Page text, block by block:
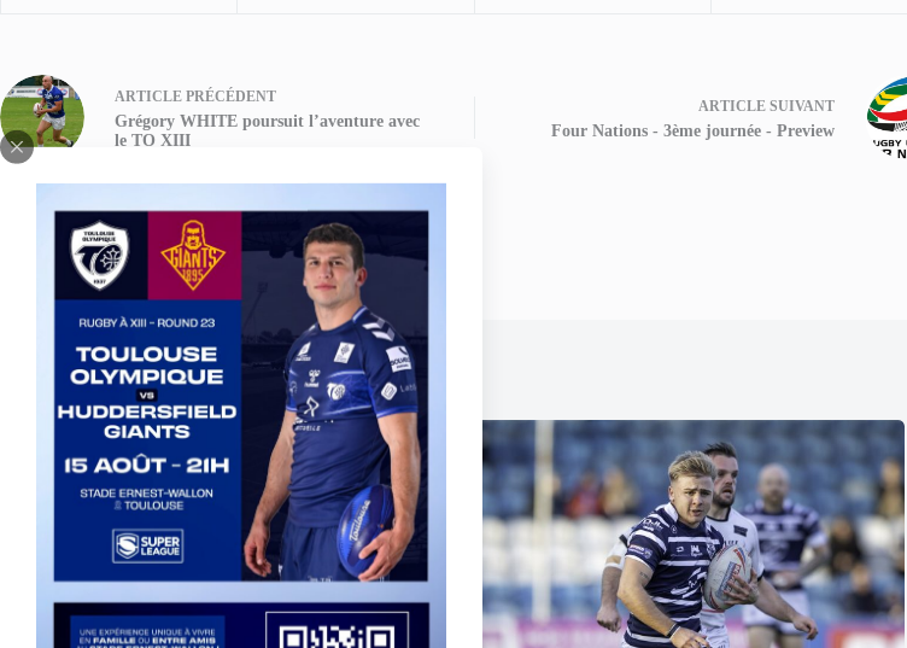
ARTICLE PRÉCÉDENT
Grégory WHITE poursuit l’aventure avec
le TO XIII
ARTICLESUIVANT
Four Nations - 3ème journée - Preview
Publications similaires